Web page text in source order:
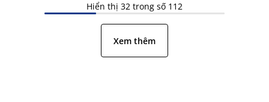
Hiển thị 32 trong số 112
Xem thêm